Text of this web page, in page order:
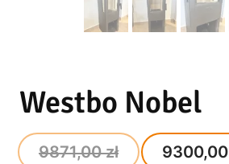
Westbo Nobel
9871,00zł
Original
9300,00